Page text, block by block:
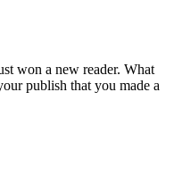
won a new reader. What
publish that you made a